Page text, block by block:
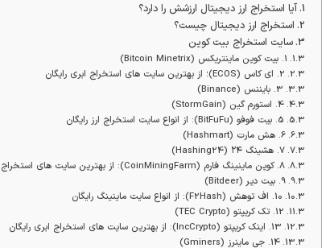
آیا استخراج ارز دیجیتال ارزشش را دارد؟
استخراج ارز دیجیتال چیست؟
سایت استخراج بیت کوین
1. بیت کوین ماینتریکس (Bitcoin Minetrix)
2. ای کاس (ECOS)؛ از بهترین سایت های استخراج ابری رایگان
3. بایننس (Binance)
4. استورم گین (StormGain)
5. بیت فوفو (BitFuFu): از انواع سایت استخراج ارز رایگان
6. هش‌ مارت (Hashmart)
7. هشینگ ۲۴ (Hashing24)
8. کوین ماینینگ فارم (CoinMiningFarm): از بهترین سایت های استخراج ابری رایگان
9. بیت دیر (Bitdeer)
10. اف توهش (F2Hash): از انواع سایت ماینینگ رایگان
12. تک کریپتو (TEC Crypto)
13. اینک کریپتو (IncCrypto): از بهترین سایت های استخراج ابری رایگان
14. جی ماینرز (Gminers)